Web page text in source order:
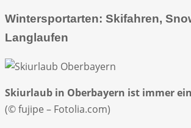
Wintersportarten: Skifahren,
Langlaufen
Skiurlaub in Oberbayern ist immer
(© fujipe – Fotolia.com)